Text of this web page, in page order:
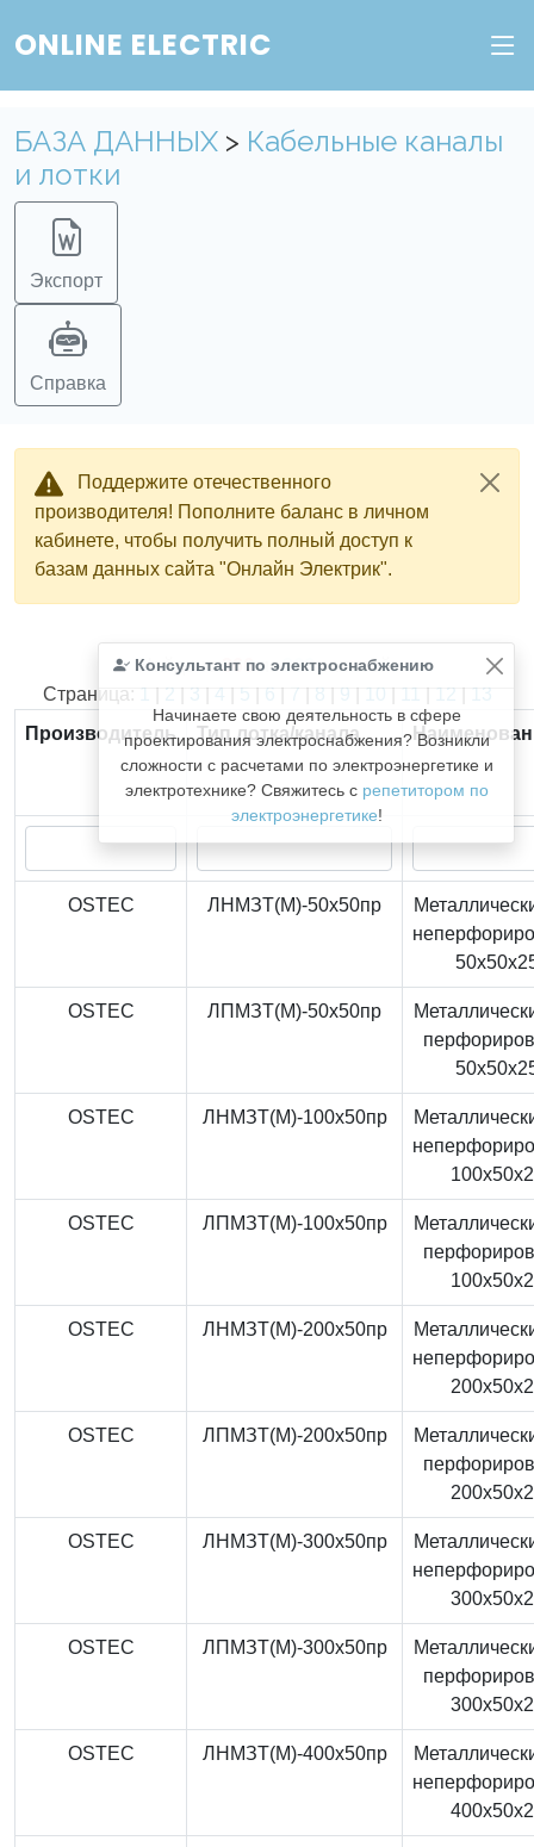
ONLINE ELECTRIC
БАЗА ДАННЫХ > Кабельные каналы
и лотки
Экспорт
Справка
Поддержите отечественного
производителя! Пополните баланс в личном
кабинете, чтобы получить полный доступ к
базам данных сайта "Онлайн Электрик".
Консультант по электроснабжению
Начинаете свою деятельность в сфере
проектирования электроснабжения? Возникли
сложности с расчетами по электроэнергетике и
электротехнике? Свяжитесь с репетитором по
электроэнергетике!
Найдено366из366записей.
Страница: 1 | 2 | 3 | 4 | 5 | 6 | 7 | 8 | 9 | 10 | 11 | 12 | 13
Производитель
Тип лотка/канала
OSTEC ЛНМЗТ(М)-50x50пр
OSTEC ЛПМЗТ(М)-50x50пр
OSTEC ЛНМЗТ(М)-100x50пр
OSTEC ЛПМЗТ(М)-100x50пр
OSTEC ЛНМЗТ(М)-200x50пр
OSTEC ЛПМЗТ(М)-200x50пр
OSTEC ЛНМЗТ(М)-300x50пр
OSTEC ЛПМЗТ(М)-300x50пр
OSTEC ЛНМЗТ(М)-400x50пр